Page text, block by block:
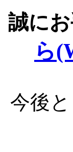
誠に
ら
今後